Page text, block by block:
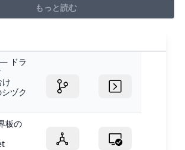
gcmVHOAlNEqUVxO
もっと読む
ドラ
け
ヅク
板の